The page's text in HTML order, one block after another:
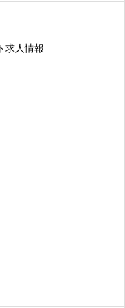
求人情報